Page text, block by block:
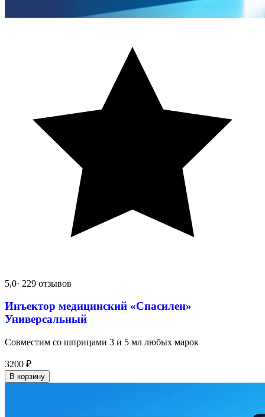
5,0· 229 отзывов
Инъектор медицинский «Спасилен»
Универсальный
Совместим со шприцами 3 и 5 мл любых марок
3200 ₽
В корзину